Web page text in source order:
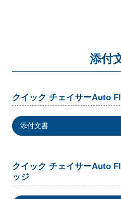
添付
クイック チェイサーAuto
添付文書
クイック チェイサーAuto
ッジ